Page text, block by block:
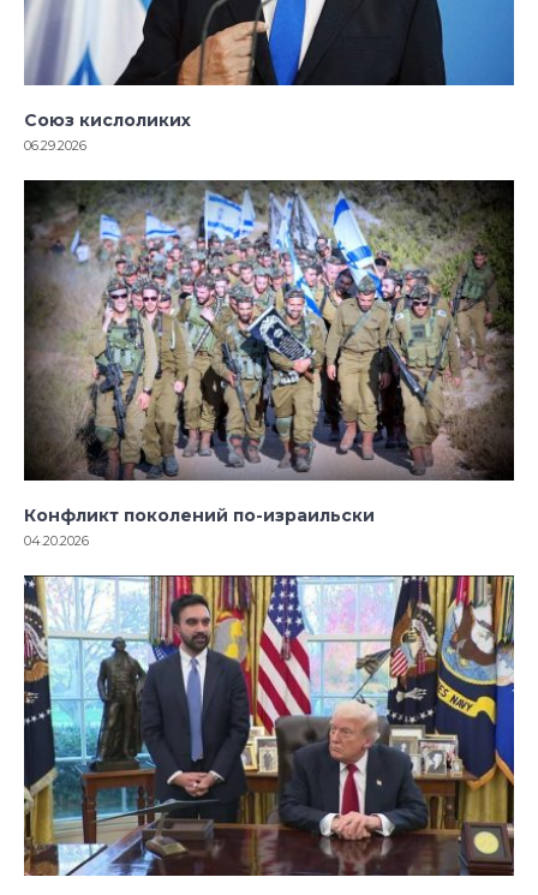
Союз кислоликих
06.29.2026
Конфликт поколений по-израильски
04.20.2026